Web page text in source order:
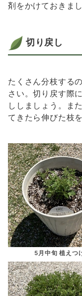
剤をかけておきまし
切り戻し
たくさん分枝する
さい。切り戻す際
ししましょう。ま
てきたら伸びた枝
5月中旬 植えつ